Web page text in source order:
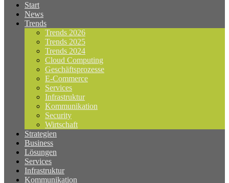
Start
News
Trends
Trends 2026
Trends 2025
Trends 2024
Cloud Computing
Geschäftsprozesse
E-Commerce
Services
Infrastruktur
Kommunikation
Security
Wirtschaft
Strategien
Business
Lösungen
Services
Infrastruktur
Kommunikation